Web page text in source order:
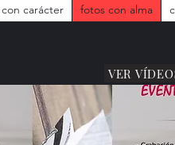
carácter fotos con alma
VER